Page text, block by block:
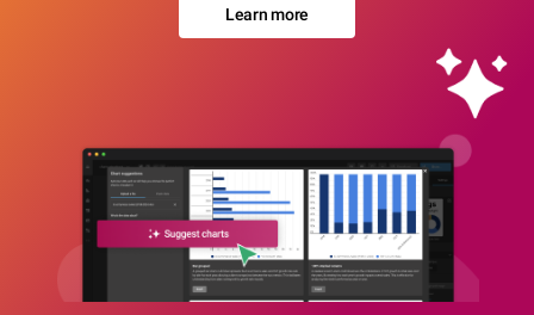
Learn more